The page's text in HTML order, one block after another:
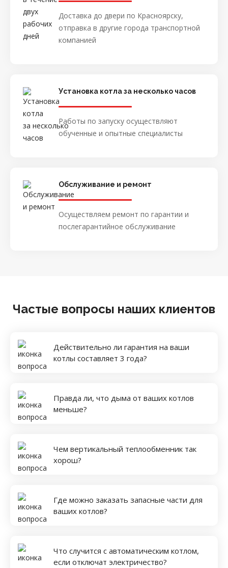
Доставка до двери по Красноярску,
отправка в другие города транспортной
компанией
Установка котла за несколько часов
Работы по запуску осуществляют
обученные и опытные специалисты
Обслуживание и ремонт
Осуществляем ремонт по гарантии и
послегарантийное обслуживание
Частые вопросы наших клиентов
Действительно ли гарантия на ваши
котлы составляет 3 года?
Правда ли, что дыма от ваших котлов
меньше?
Чем вертикальный теплообменник так
хорош?
Где можно заказать запасные части для
ваших котлов?
Что случится с автоматическим котлом,
если отключат электричество?